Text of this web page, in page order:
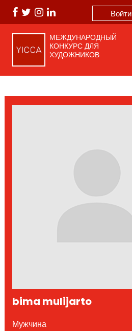
Войти
МЕЖДУНАРОДНЫЙ
КОНКУРС ДЛЯ
ХУДОЖНИКОВ
bima mulijarto
Мужчина